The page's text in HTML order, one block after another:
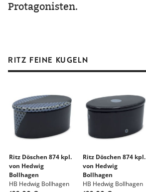
Protagonisten.
RITZ FEINE KUGELN
Ritz Döschen 874 kpl.
von Hedwig
Bollhagen
HB Hedwig Bollhagen
Ritz Döschen 874 kpl.
von Hedwig
Bollhagen
HB Hedwig Bollhagen